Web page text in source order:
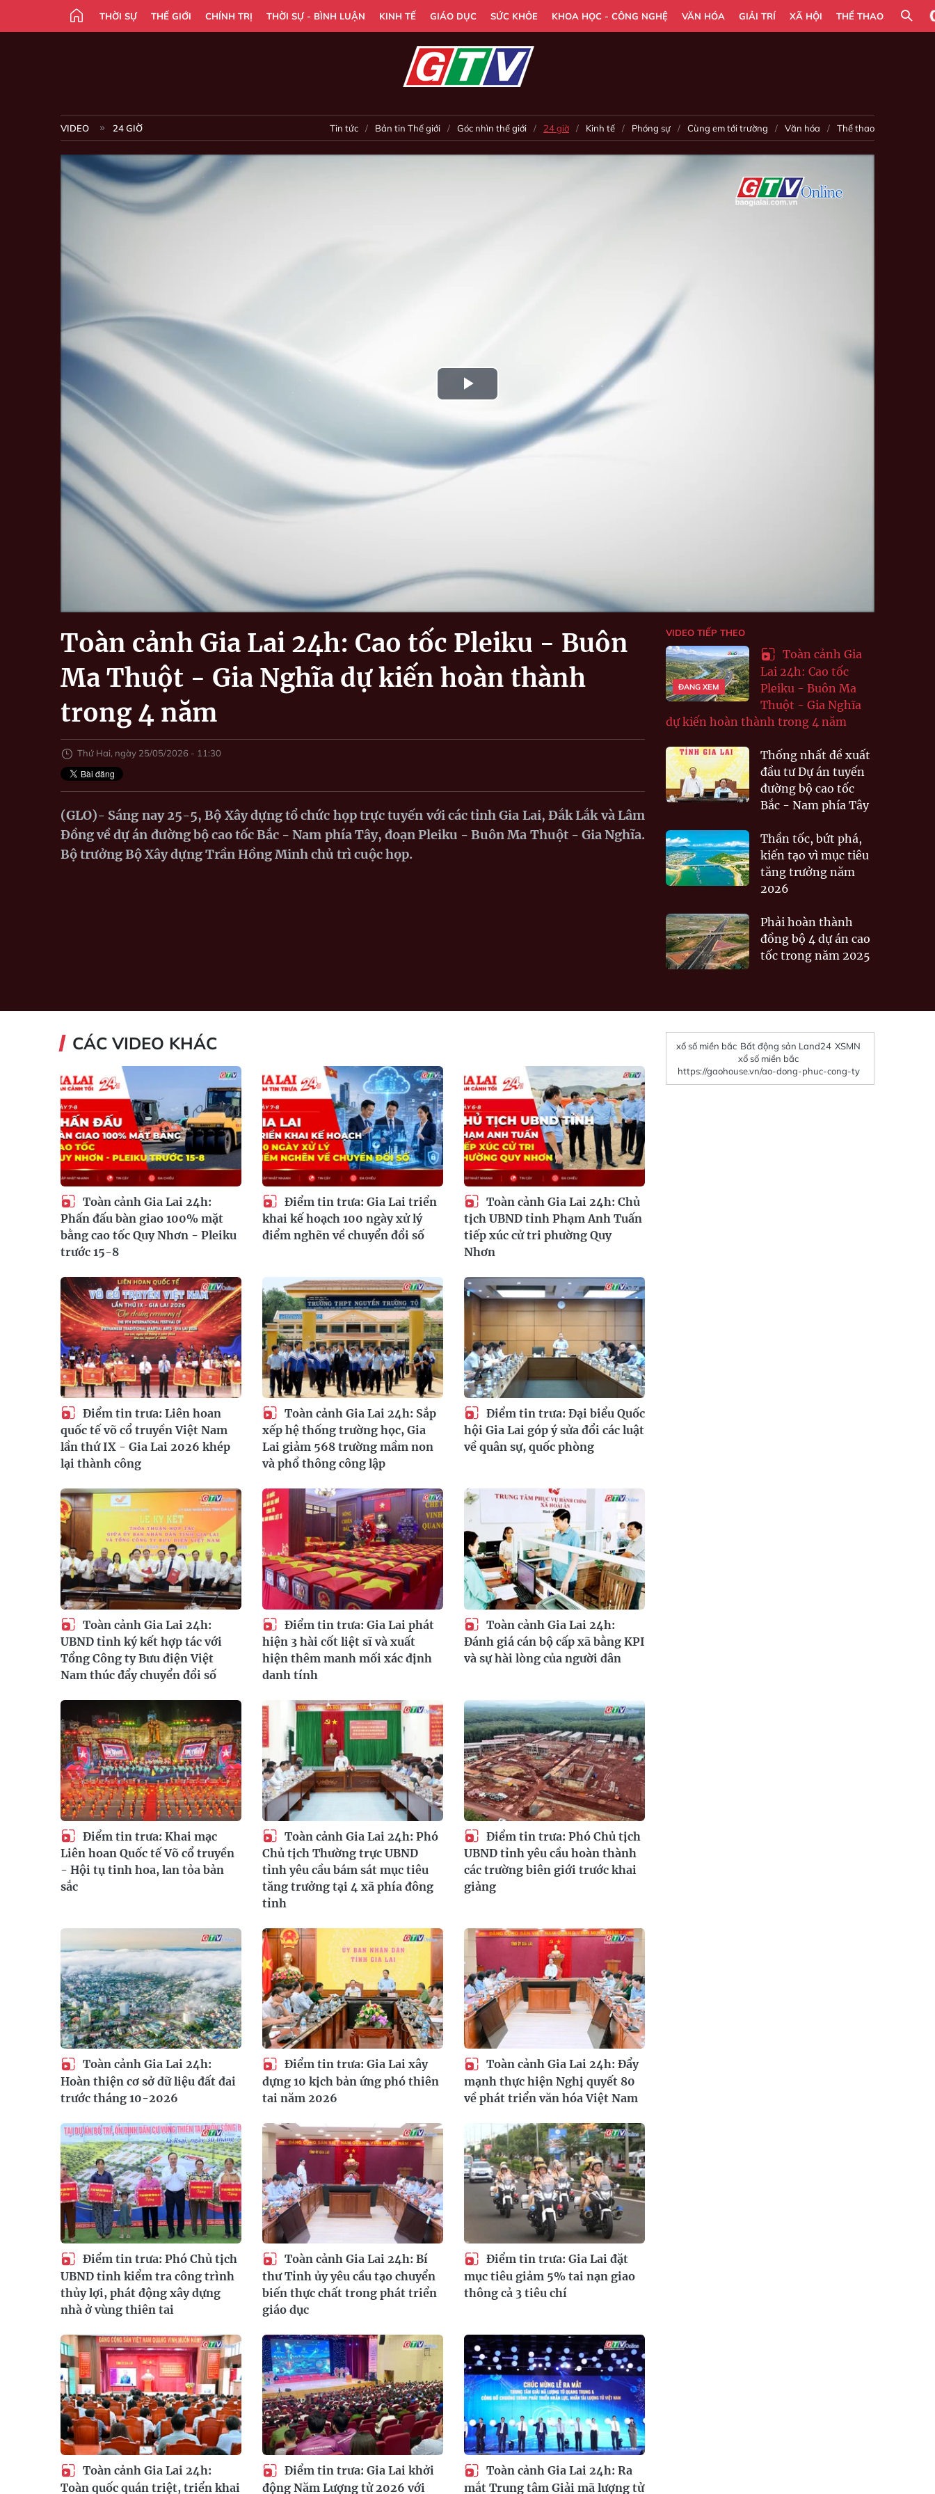
THỜI SỰ THẾ GIỚI CHÍNH TRỊ THỜI SỰ - BÌNH LUẬN KINH TẾ GIÁO DỤC SỨC KHỎE KHOA HỌC - CÔNG NGHỆ VĂN HÓA GIẢI TRÍ XÃ HỘI THỂ THAO
VIDEO 24 GIỜ Tin tức Bản tin Thế giới Góc nhìn thế giới 24 giờ Kinh tế Phóng sự Cùng em tới trường Văn hóa Thể thao
Play
Video
Toàn cảnh Gia Lai 24h: Cao tốc Pleiku - Buôn
Ma Thuột - Gia Nghĩa dự kiến hoàn thành
trong 4 năm
Thứ Hai, ngày 25/05/2026 - 11:30
(GLO)- Sáng nay 25-5, Bộ Xây dựng tổ chức họp trực tuyến với các tỉnh Gia Lai, Đắk Lắk và Lâm
Đồng về dự án đường bộ cao tốc Bắc - Nam phía Tây, đoạn Pleiku - Buôn Ma Thuột - Gia Nghĩa.
Bộ trưởng Bộ Xây dựng Trần Hồng Minh chủ trì cuộc họp.
VIDEO TIẾP THEO
ĐANG XEM
Toàn cảnh Gia
Lai 24h: Cao tốc
Pleiku - Buôn Ma
Thuột - Gia Nghĩa
dự kiến hoàn thành trong 4 năm
Thống nhất đề xuất
đầu tư Dự án tuyến
đường bộ cao tốc
Bắc - Nam phía Tây
Thần tốc, bứt phá,
kiến tạo vì mục tiêu
tăng trưởng năm
2026
Phải hoàn thành
đồng bộ 4 dự án cao
tốc trong năm 2025
CÁC VIDEO KHÁC
Toàn cảnh Gia Lai 24h:
Phấn đấu bàn giao 100% mặt
bằng cao tốc Quy Nhơn - Pleiku
trước 15-8
Điểm tin trưa: Gia Lai triển
khai kế hoạch 100 ngày xử lý
điểm nghẽn về chuyển đổi số
Toàn cảnh Gia Lai 24h: Chủ
tịch UBND tỉnh Phạm Anh Tuấn
tiếp xúc cử tri phường Quy
Nhơn
Điểm tin trưa: Liên hoan
quốc tế võ cổ truyền Việt Nam
lần thứ IX - Gia Lai 2026 khép
lại thành công
Toàn cảnh Gia Lai 24h: Sắp
xếp hệ thống trường học, Gia
Lai giảm 568 trường mầm non
và phổ thông công lập
Điểm tin trưa: Đại biểu Quốc
hội Gia Lai góp ý sửa đổi các luật
về quân sự, quốc phòng
Toàn cảnh Gia Lai 24h:
UBND tỉnh ký kết hợp tác với
Tổng Công ty Bưu điện Việt
Nam thúc đẩy chuyển đổi số
Điểm tin trưa: Gia Lai phát
hiện 3 hài cốt liệt sĩ và xuất
hiện thêm manh mối xác định
danh tính
Toàn cảnh Gia Lai 24h:
Đánh giá cán bộ cấp xã bằng KPI
và sự hài lòng của người dân
Điểm tin trưa: Khai mạc
Liên hoan Quốc tế Võ cổ truyền
- Hội tụ tinh hoa, lan tỏa bản
sắc
Toàn cảnh Gia Lai 24h: Phó
Chủ tịch Thường trực UBND
tỉnh yêu cầu bám sát mục tiêu
tăng trưởng tại 4 xã phía đông
tỉnh
Điểm tin trưa: Phó Chủ tịch
UBND tỉnh yêu cầu hoàn thành
các trường biên giới trước khai
giảng
Toàn cảnh Gia Lai 24h:
Hoàn thiện cơ sở dữ liệu đất đai
trước tháng 10-2026
Điểm tin trưa: Gia Lai xây
dựng 10 kịch bản ứng phó thiên
tai năm 2026
Toàn cảnh Gia Lai 24h: Đẩy
mạnh thực hiện Nghị quyết 80
về phát triển văn hóa Việt Nam
Điểm tin trưa: Phó Chủ tịch
UBND tỉnh kiểm tra công trình
thủy lợi, phát động xây dựng
nhà ở vùng thiên tai
Toàn cảnh Gia Lai 24h: Bí
thư Tỉnh ủy yêu cầu tạo chuyển
biến thực chất trong phát triển
giáo dục
Điểm tin trưa: Gia Lai đặt
mục tiêu giảm 5% tai nạn giao
thông cả 3 tiêu chí
Toàn cảnh Gia Lai 24h:
Toàn quốc quán triệt, triển khai
Điểm tin trưa: Gia Lai khởi
động Năm Lượng tử 2026 với
Toàn cảnh Gia Lai 24h: Ra
mắt Trung tâm Giải mã lượng tử
xổ số miền bắc Bất động sản Land24 XSMN
xổ số miền bắc
https://gaohouse.vn/ao-dong-phuc-cong-ty